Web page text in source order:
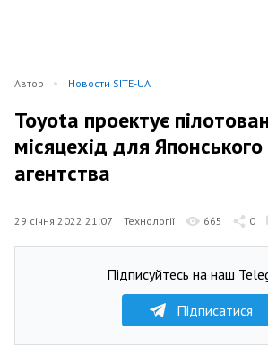
Автор Новости SITE-UA
Toyota проектує
місяцехід для
агентства
29 січня 2022 21:07 Технології 665 0
Підписуйтесь на наш
Підписатися